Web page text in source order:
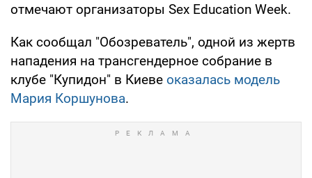
отмечают организаторы Sex Education Week.
Как сообщал "Обозреватель", одной из жертв
нападения на трансгендерное собрание в
клубе "Купидон" в Киеве оказалась модель
Мария Коршунова.